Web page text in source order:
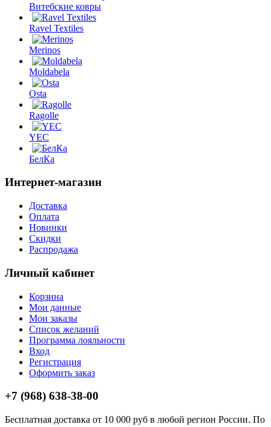
Витебские ковры
Ravel Textiles
Merinos
Moldabela
Osta
Ragolle
YEC
БелКа
Интернет-магазин
Доставка
Оплата
Новинки
Скидки
Распродажа
Личный кабинет
Корзина
Мои данные
Мои заказы
Список желаний
Программа лояльности
Вход
Регистрация
Оформить заказ
+7 (968) 638-38-00
Бесплатная доставка от 10 000 руб в любой регион России. По